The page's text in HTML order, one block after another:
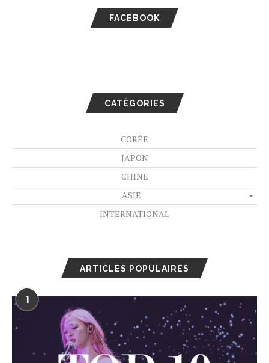
FACEBOOK
CATÉGORIES
CORÉE
JAPON
CHINE
ASIE
INTERNATIONAL
ARTICLES POPULAIRES
1